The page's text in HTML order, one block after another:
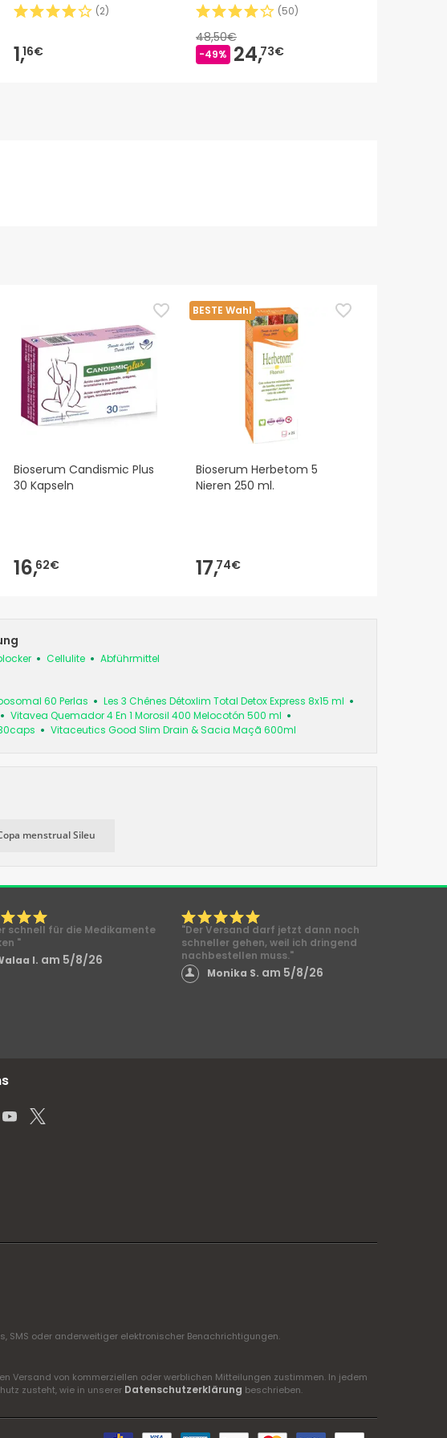
(2)
1,16€
(50)
48,50€
-49% 24,73€
Bioserum Candismic Plus
30 Kapseln
16,62€
BESTE Wahl
Bioserum Herbetom 5
Nieren 250 ml.
17,74€
Cellulite Abführmittel
60 Perlas
Les 3 Chênes Détoxlim Total Detox Express 8x15 ml
Vitavea Quemador 4 En 1 Morosil 400 Melocotón 500 ml
Vitaceutics Good Slim Drain & Sacia Maçã 600ml
menstrual Sileu
schnell für die Medikamente
"
I. am 5/8/26
"Der Versand darf jetzt dann noch
schneller gehen, weil ich dringend
nachbestellen muss."
Monika S. am 5/8/26
SMS oder anderweitiger elektronischer Benachrichtigungen.
Versand von kommerziellen oder werblichen Mitteilungen zustimmen. In jedem
zusteht, wie in unserer Datenschutzerklärung beschrieben.